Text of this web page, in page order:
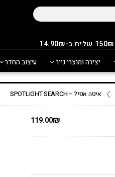
יצירה ומוצרי נייר עיצוב החדר
איפה אפי? – SPOTLIGHT SEARCH
119.00₪